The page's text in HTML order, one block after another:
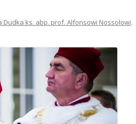
Dudka ks. abp. prof. Alfonsowi Nossolowi.